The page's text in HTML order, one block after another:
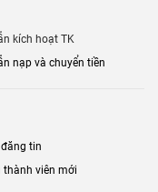
kích hoạt TK
nạp và chuyển tiền
tin
thành viên mới